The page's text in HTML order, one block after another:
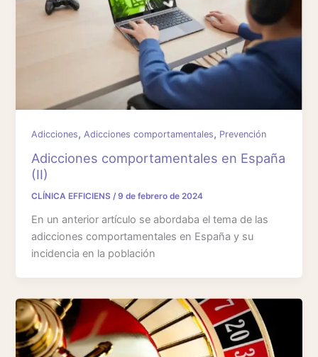
Adicciones,Adicciones comportamentales, Prevención
Adicciones comportamentales en España
(II)
CLÍNICA EFFICIENS/9 de febrero de 2024
En un anterior artículo se abordaba el tema de las
adicciones comportamentales en España y su
incidencia en la población